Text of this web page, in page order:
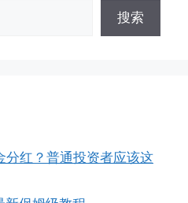
搜索
分红？普通投资者应该这